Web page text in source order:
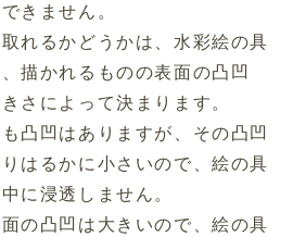
きません。
れるかどうかは、水彩絵の具
描かれるものの表面の凸凹
さによって決まります。
凸凹はありますが、その凸凹
はるかに小さいので、絵の具
に浸透しません。
の凸凹は大きいので、絵の具